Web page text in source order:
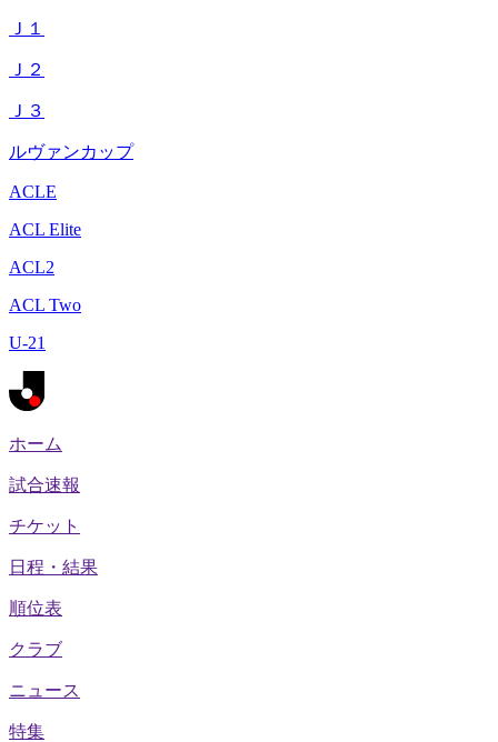
Ｊ１
Ｊ２
Ｊ３
ルヴァンカップ
ACLE
ACL Elite
ACL2
ACL Two
U-21
ホーム
試合速報
チケット
日程・結果
順位表
クラブ
ニュース
特集